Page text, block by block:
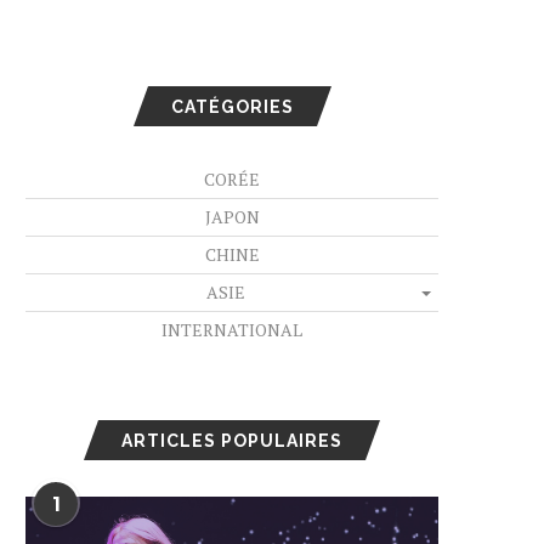
CATÉGORIES
CORÉE
JAPON
CHINE
ASIE
INTERNATIONAL
ARTICLES POPULAIRES
1